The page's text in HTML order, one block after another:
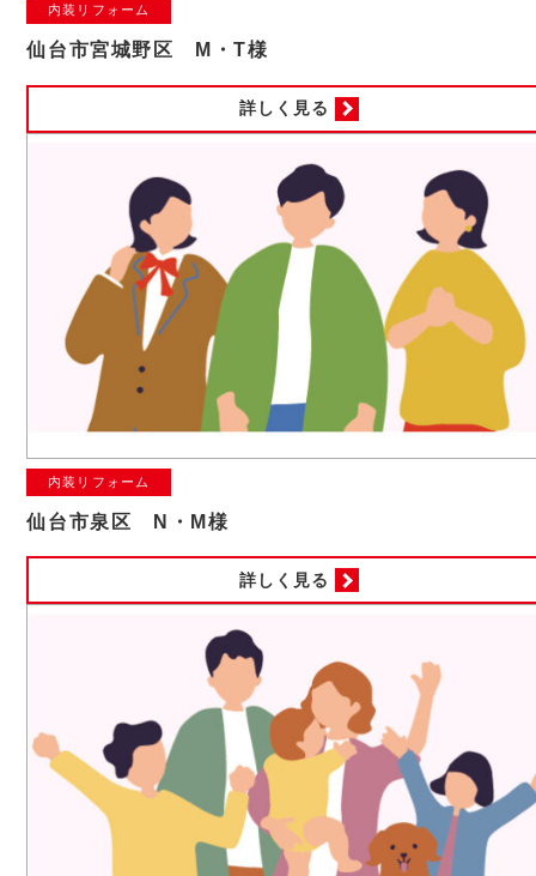
内装リフォーム
仙台市宮城野区 M・T様
詳しく見る
内装リフォーム
仙台市泉区 N・M様
詳しく見る